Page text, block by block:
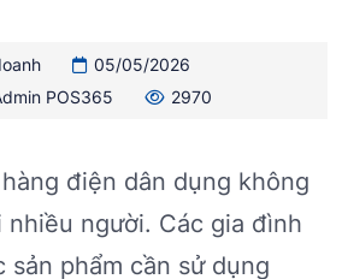
05/05/2026
POS365 2970
điện dân dụng không
nhiều người. Các gia đình
sản phẩm cần sử dụng